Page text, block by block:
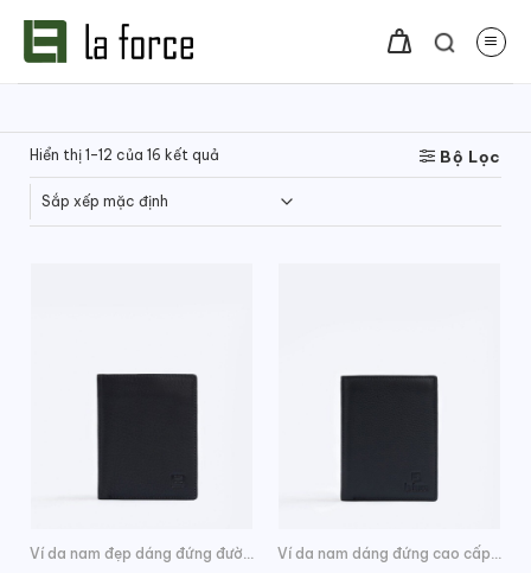
Hiển thị 1–12 của 16 kết quả Bộ Lọc
Ví da nam đẹp dáng đứng đường may chỉ nổi
Ví da nam dáng đứng cao cấp màu đen